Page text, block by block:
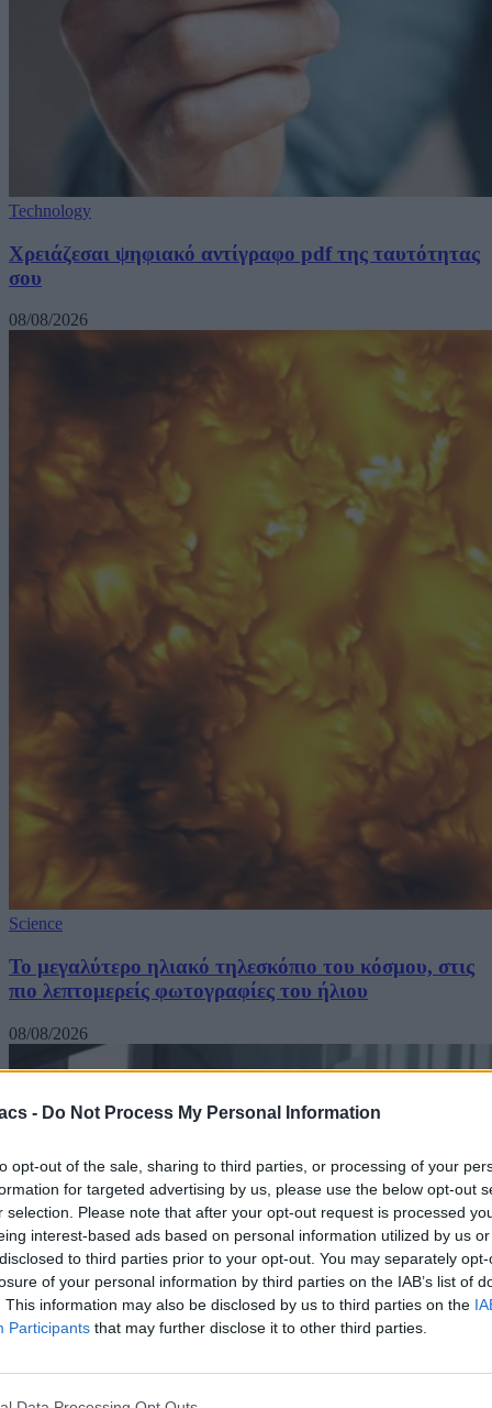
- Do Not Process My Personal Information
opt-out of the sale, sharing to third parties, or processing of your
for targeted advertising by us, please use the below opt-out
selection. Please note that after your opt-out request is processed
interest-based ads based on personal information utilized by us
to third parties prior to your opt-out. You may separately
of your personal information by third parties on the IAB’s list of
This information may also be disclosed by us to third parties on the
Participants that may further disclose it to other third parties.
Technology
Χρειάζεσαι ψηφιακό αντίγραφο pdf της ταυτότητας
σου
08/08/2026
Science
Το μεγαλύτερο ηλιακό τηλεσκόπιο του κόσμου, στις
πιο λεπτομερείς φωτογραφίες του ήλιου
08/08/2026